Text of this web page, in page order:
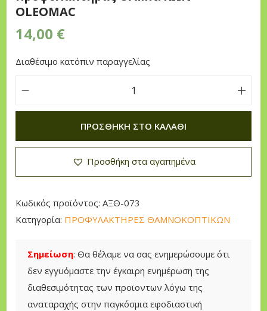
OLEOMAC
14,00 €
Σημείωση: Θα θέλαμε να σας ενημερώσουμε ότι
δεν εγγυόμαστε την έγκαιρη ενημέρωση της
διαθεσιμότητας των προϊοντων λόγω της
αναταραχής στην παγκόσμια εφοδιαστική
Διαθέσιμο κατόπιν παραγγελίας
Π
ρ
ο
φ
υ
α
κ
ΠΡΟΣΘΉΚΗ ΣΤΟ ΚΑΛΆΘΙ
Προσθήκη στα αγαπημένα
Κωδικός προϊόντος:ΑΞΘ-073
Κατηγορία: ΠΡΟΦΥΛΑΚΤΗΡΕΣ ΘΑΜΝΟΚΟΠΤΙΚΩΝ